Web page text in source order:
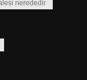
nerededir